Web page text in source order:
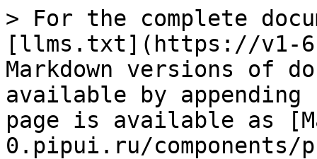
> For the complete
[llms.txt](https://v1-
Markdown versions of
available by
page is available as
0.pipui.ru/components/